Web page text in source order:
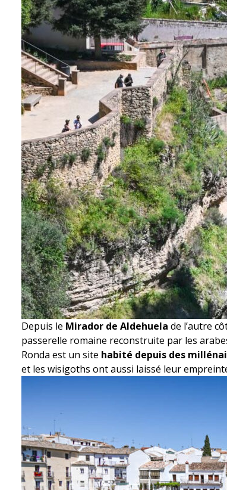
Depuis le Mirador de Aldehuela de l’autre
passerelle romaine reconstruite par les
Ronda est un site habité depuis des
et les wisigoths ont aussi laissé leur